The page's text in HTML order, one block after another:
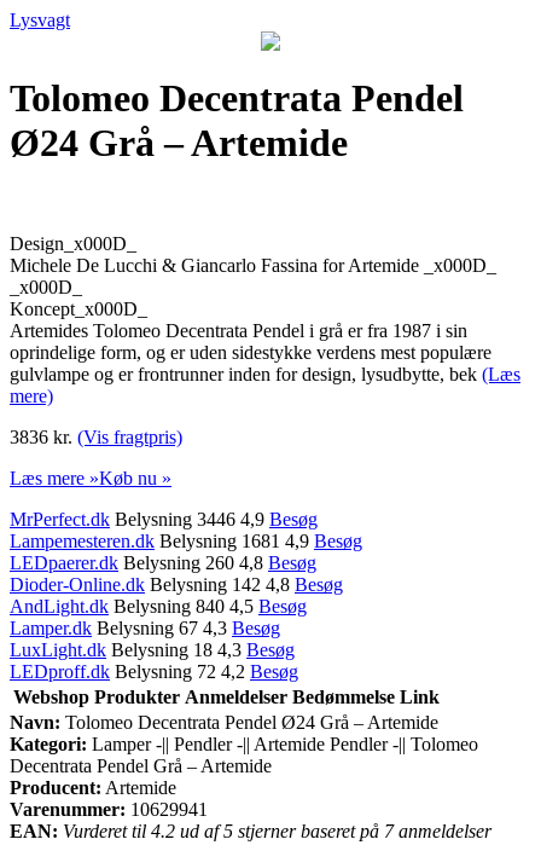
Lysvagt
Tolomeo Decentrata Pendel
Ø24 Grå – Artemide
Design_x000D_
Michele De Lucchi & Giancarlo Fassina for Artemide _x000D_
_x000D_
Koncept_x000D_
Artemides Tolomeo Decentrata Pendel i grå er fra 1987 i sin
oprindelige form, og er uden sidestykke verdens mest populære
gulvlampe og er frontrunner inden for design, lysudbytte, bek (Læs
mere)
3836 kr. (Vis fragtpris)
Læs mere »Køb nu »
MrPerfect.dk Belysning 3446 4,9 Besøg
Lampemesteren.dk Belysning 1681 4,9 Besøg
LEDpaerer.dk Belysning 260 4,8 Besøg
Dioder-Online.dk Belysning 142 4,8 Besøg
AndLight.dk Belysning 840 4,5 Besøg
Lamper.dk Belysning 67 4,3 Besøg
LuxLight.dk Belysning 18 4,3 Besøg
LEDproff.dk Belysning 72 4,2 Besøg
Webshop Produkter Anmeldelser Bedømmelse Link
Navn: Tolomeo Decentrata Pendel Ø24 Grå – Artemide
Kategori: Lamper -|| Pendler -|| Artemide Pendler -|| Tolomeo
Decentrata Pendel Grå – Artemide
Producent: Artemide
Varenummer: 10629941
EAN: Vurderet til 4.2 ud af 5 stjerner baseret på 7 anmeldelser